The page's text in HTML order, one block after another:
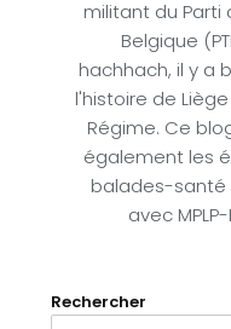
militant du Parti
Belgique
hachhach, il y a
l'histoire de
Régime. Ce
également les
balades-santé
avec
Rechercher